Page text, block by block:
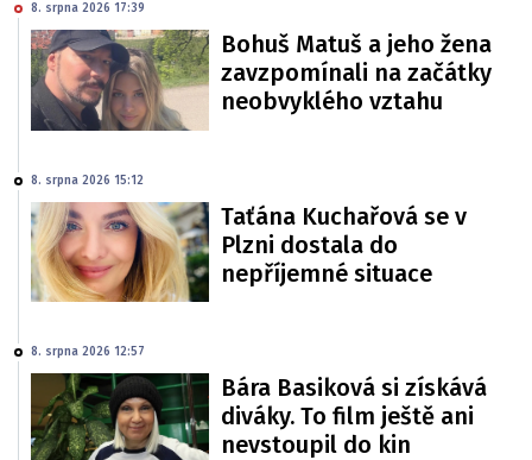
8. srpna 2026 17:39
Bohuš Matuš a jeho žena
zavzpomínali na začátky
neobvyklého vztahu
8. srpna 2026 15:12
Taťána Kuchařová se v
Plzni dostala do
nepříjemné situace
8. srpna 2026 12:57
Bára Basiková si získává
diváky. To film ještě ani
nevstoupil do kin